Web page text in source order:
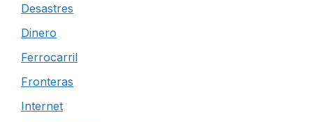
Desastres
Dinero
Ferrocarril
Fronteras
Internet